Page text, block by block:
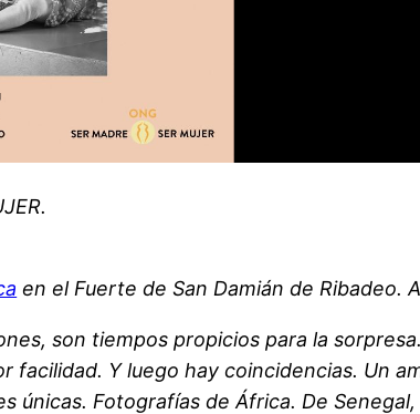
en el Fuerte de San Damián de Ribadeo.
son tiempos propicios para la
facilidad. Y luego hay coincidencias. Un
únicas. Fotografías de África. De